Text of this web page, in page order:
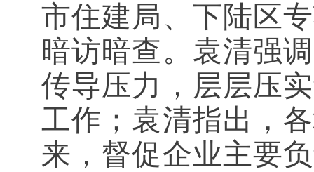
市住建局、下陆区
暗访暗查。袁清强
传导压力，层层压
工作；袁清指出，
来，督促企业主要